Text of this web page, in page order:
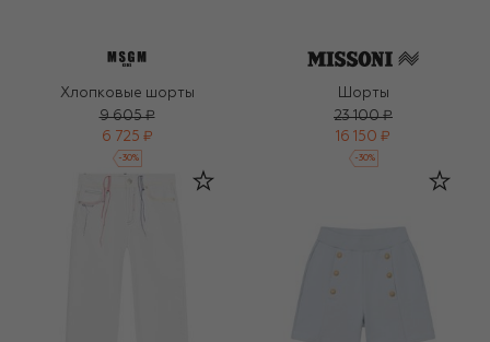
Хлопковые шорты
9 605 ₽
6 725 ₽
-30%
Шорты
23 100 ₽
16 150 ₽
-30%